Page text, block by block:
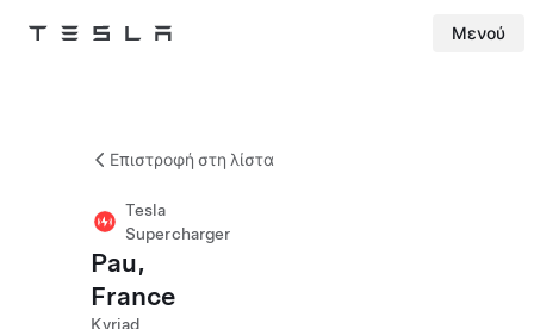
Tesla Μενού
Επιστροφή στη λίστα
Tesla
Supercharger
Pau,
France
Kyriad